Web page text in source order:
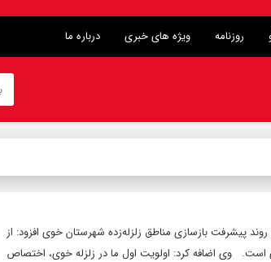
روزنامه ویژه های خبری درباره ما
پیشرفت بازسازی مناطق زلزله‌زده شهرستان خوی افزود: از
خوی است. وی اضافه کرد: اولویت اول ما در زلزله خوی، اختصاص